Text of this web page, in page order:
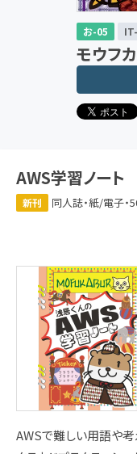
お-05
モウフ
AWS学習ノート
新刊 同人誌・紙/電子・
AWSで難しい用語や考